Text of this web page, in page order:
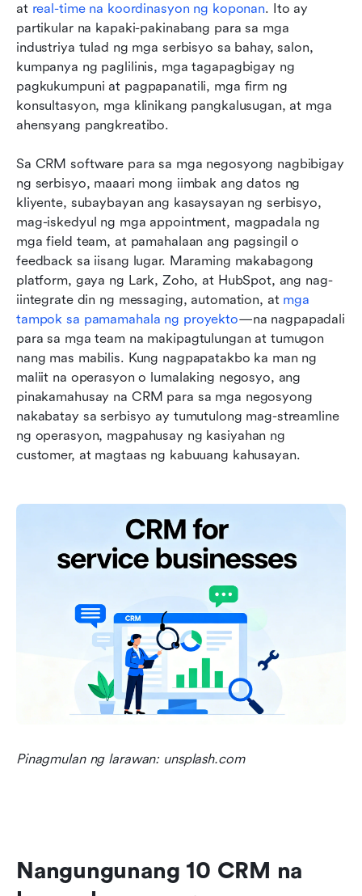
at real-time na koordinasyon ng koponan. Ito ay
partikular na kapaki-pakinabang para sa mga
industriya tulad ng mga serbisyo sa bahay, salon,
kumpanya ng paglilinis, mga tagapagbigay ng
pagkukumpuni at pagpapanatili, mga firm ng
konsultasyon, mga klinikang pangkalusugan, at mga
ahensyang pangkreatibo.
Sa CRM software para sa mga negosyong nagbibigay
ng serbisyo, maaari mong iimbak ang datos ng
kliyente, subaybayan ang kasaysayan ng serbisyo,
mag-iskedyul ng mga appointment, magpadala ng
mga field team, at pamahalaan ang pagsingil o
feedback sa iisang lugar. Maraming makabagong
platform, gaya ng Lark, Zoho, at HubSpot, ang nag-
iintegrate din ng messaging, automation, at mga
tampok sa pamamahala ng proyekto—na nagpapadali
para sa mga team na makipagtulungan at tumugon
nang mas mabilis. Kung nagpapatakbo ka man ng
maliit na operasyon o lumalaking negosyo, ang
pinakamahusay na CRM para sa mga negosyong
nakabatay sa serbisyo ay tumutulong mag-streamline
ng operasyon, magpahusay ng kasiyahan ng
customer, at magtaas ng kabuuang kahusayan.
Pinagmulan ng larawan: unsplash.com
Nangungunang 10 CRM na